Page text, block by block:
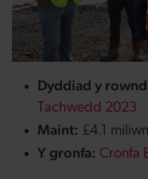
Dyddiad y
Tachwedd 2023
Maint: £4.1 miliwn
Y gronfa: Cronfa